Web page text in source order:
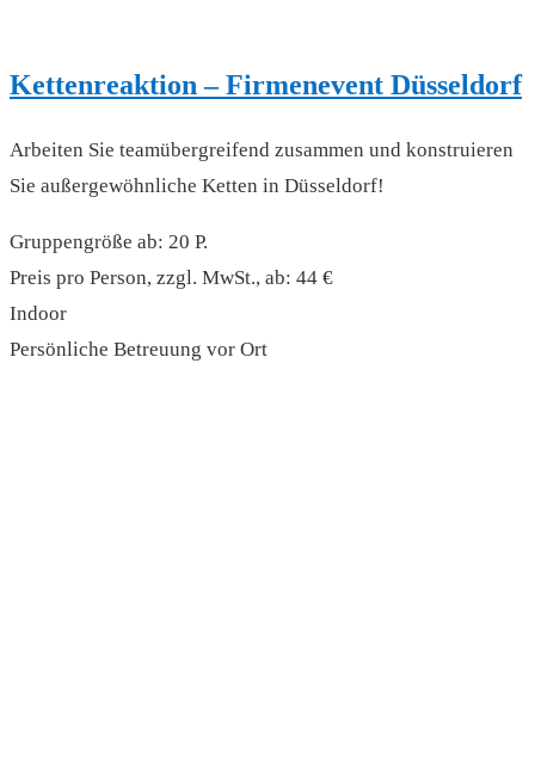
Kettenreaktion – Firmenevent Düsseldorf
Arbeiten Sie teamübergreifend zusammen und konstruieren
Sie außergewöhnliche Ketten in Düsseldorf!
Gruppengröße ab: 20 P.
Preis pro Person, zzgl. MwSt., ab: 44 €
Indoor
Persönliche Betreuung vor Ort